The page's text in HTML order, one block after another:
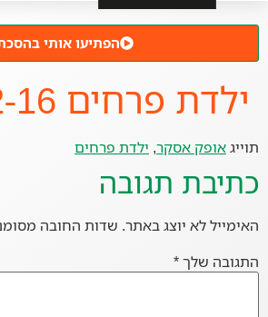
הפתיעו אותי
ילדת פרחים 15-12-16
תוייגאופק אסקר, ילדת פרחים
כתיבת תגובה
האימייל לא יוצג באתר. שדות החובה
התגובה שלך*